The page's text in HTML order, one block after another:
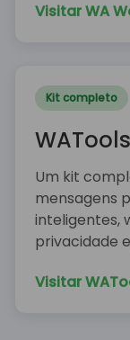
Visitar WA
Kit completo
WATools
Um kit
mensagens
inteligentes,
privacidade
Visitar